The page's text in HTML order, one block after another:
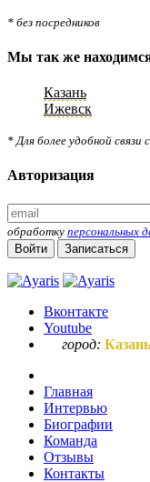
* без посредников
Мы так же
Казань
Ижевск
* Для более удобной связи
Авторизация
обработку персональных
Войти
Записаться
Вконтакте
Youtube
город: Казань
Главная
Интервью
Биографии
Команда
Отзывы
Контакты